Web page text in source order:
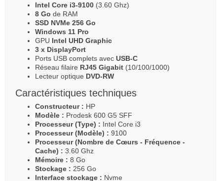
Intel Core i3-9100 (3.60 Ghz)
8 Go de RAM
SSD NVMe 256 Go
Windows 11 Pro
GPU Intel UHD Graphic
3 x DisplayPort
Ports USB complets avec USB-C
Réseau filaire RJ45 Gigabit (10/100/1000)
Lecteur optique DVD-RW
Caractéristiques techniques
Constructeur : HP
Modèle : Prodesk 600 G5 SFF
Processeur (Type) : Intel Core i3
Processeur (Modèle) : 9100
Processeur (Nombre de Cœurs - Fréquence -
Cache) : 3.60 Ghz
Mémoire : 8 Go
Stockage : 256 Go
Interface stockage : Nvme